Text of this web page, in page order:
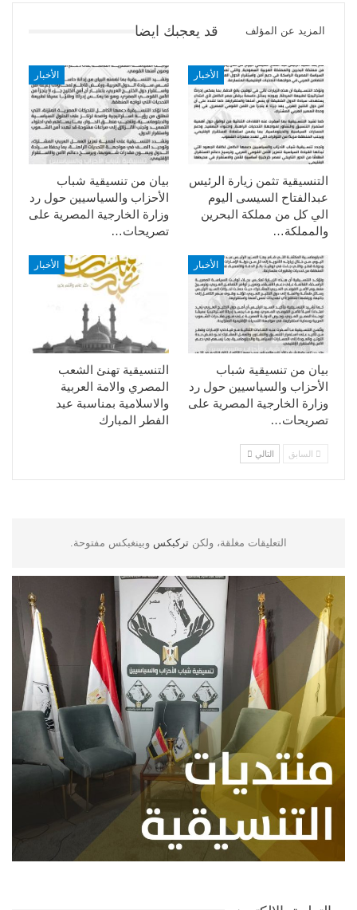
قد يعجبك ايضا المزيد عن المؤلف
الأخبار
بيان من تنسيقية شباب
الأحزاب والسياسيين حول رد
وزارة الخارجية المصرية على
تصريحات…
الأخبار
التنسيقية تثمن زيارة الرئيس
عبدالفتاح السيسى اليوم
الي كل من مملكة البحرين
والمملكة…
الأخبار
التنسيقية تهنئ الشعب
المصري والامة العربية
والاسلامية بمناسبة عيد
الفطر المبارك
الأخبار
بيان من تنسيقية شباب
الأحزاب والسياسيين حول رد
وزارة الخارجية المصرية على
تصريحات…
السابق التالي
التعليقات مغلقة، ولكن تركبكس وبينغبكس مفتوحة.